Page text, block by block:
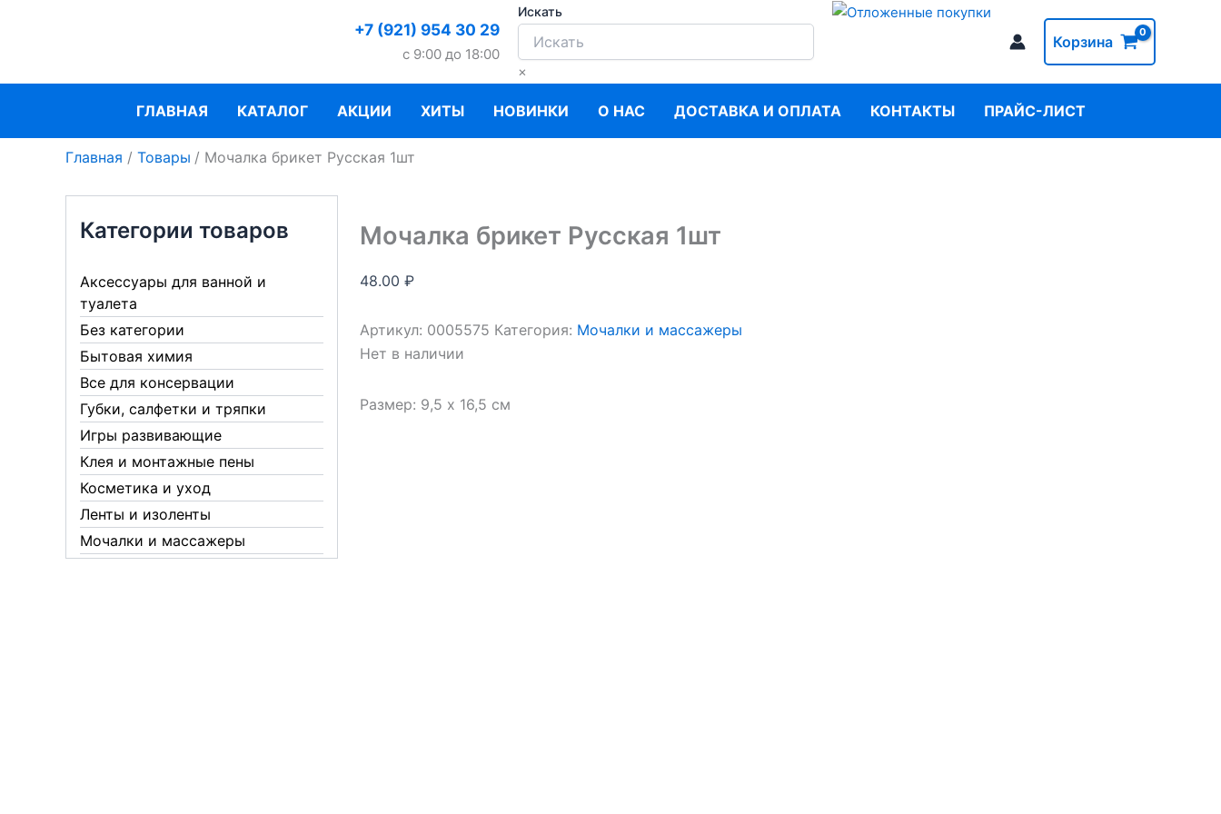
+7 (921) 954 30 29
c 9:00 до 18:00
Искать
×
Корзина
ГЛАВНАЯ КАТАЛОГ АКЦИИ ХИТЫ НОВИНКИ О НАС ДОСТАВКА И ОПЛАТА КОНТАКТЫ ПРАЙС-ЛИСТ
Главная Товары Мочалка брикет Русская 1шт
Категории товаров
Аксессуары для ванной и
туалета
Без категории
Бытовая химия
Все для консервации
Губки, салфетки и тряпки
Игры развивающие
Клея и монтажные пены
Косметика и уход
Ленты и изоленты
Мочалки и массажеры
Мочалка брикет Русская 1шт
48.00 ₽
Артикул: 0005575 Категория: Мочалки и массажеры
Нет в наличии
Размер: 9,5 х 16,5 см